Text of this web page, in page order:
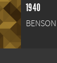
1940
BENSON